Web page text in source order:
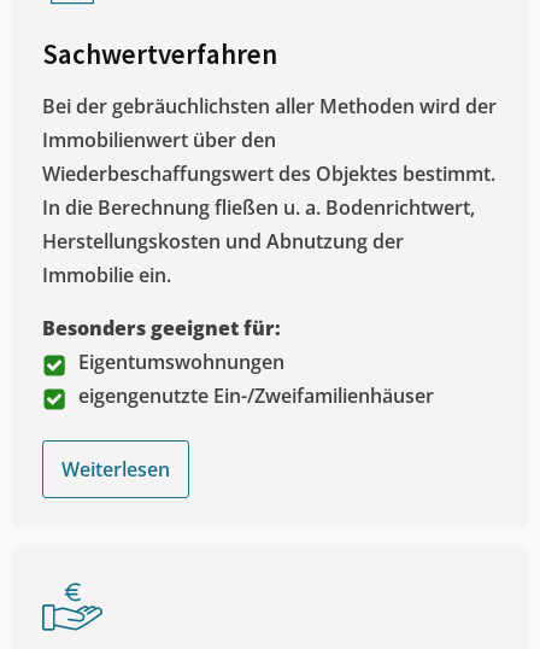
Sachwertverfahren
Bei der gebräuchlichsten aller Methoden wird der
Immobilienwert über den
Wiederbeschaffungswert des Objektes bestimmt.
In die Berechnung fließen u. a. Bodenrichtwert,
Herstellungskosten und Abnutzung der
Immobilie ein.
Besonders geeignet für:
Eigentumswohnungen
eigengenutzte Ein-/Zweifamilienhäuser
Weiterlesen